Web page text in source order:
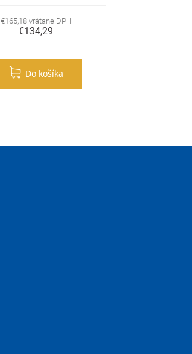
€165,18 vrátane DPH
€134,29
Do košíka